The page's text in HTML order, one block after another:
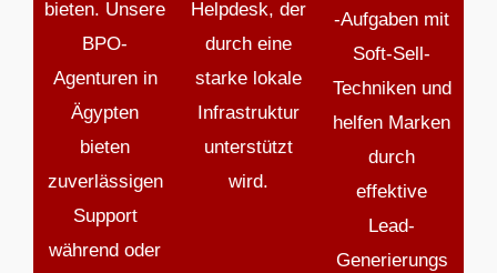
bieten. Unsere
BPO-
Agenturen in
Ägypten
bieten
zuverlässigen
Support
während oder
Helpdesk, der
durch eine
starke lokale
Infrastruktur
unterstützt
wird.
-Aufgaben mit
Soft-Sell-
Techniken und
helfen Marken
durch
effektive
Lead-
Generierungs